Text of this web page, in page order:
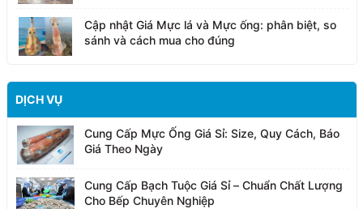
Cập nhật Giá Mực lá và Mực ống: phân biệt, so
sánh và cách mua cho đúng
DỊCH VỤ
Cung Cấp Mực Ống Giá Sỉ: Size, Quy Cách, Báo
Giá Theo Ngày
Cung Cấp Bạch Tuộc Giá Sỉ – Chuẩn Chất Lượng
Cho Bếp Chuyên Nghiệp